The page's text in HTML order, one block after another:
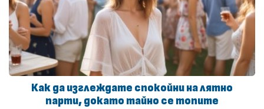
Как да изглеждате спокойни на лятно
парти, докато тайно се топите